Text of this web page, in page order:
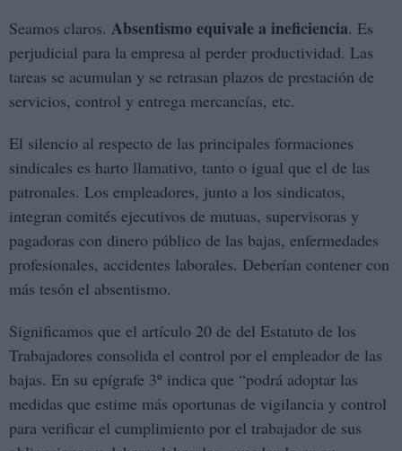
Seamos claros. Absentismo equivale a ineficiencia. Es
perjudicial para la empresa al perder productividad. Las
tareas se acumulan y se retrasan plazos de prestación de
servicios, control y entrega mercancías, etc.
El silencio al respecto de las principales formaciones
sindicales es harto llamativo, tanto o igual que el de las
patronales. Los empleadores, junto a los sindicatos,
integran comités ejecutivos de mutuas, supervisoras y
pagadoras con dinero público de las bajas, enfermedades
profesionales, accidentes laborales. Deberían contener con
más tesón el absentismo.
Significamos que el artículo 20 de del Estatuto de los
Trabajadores consolida el control por el empleador de las
bajas. En su epígrafe 3º indica que “podrá adoptar las
medidas que estime más oportunas de vigilancia y control
para verificar el cumplimiento por el trabajador de sus